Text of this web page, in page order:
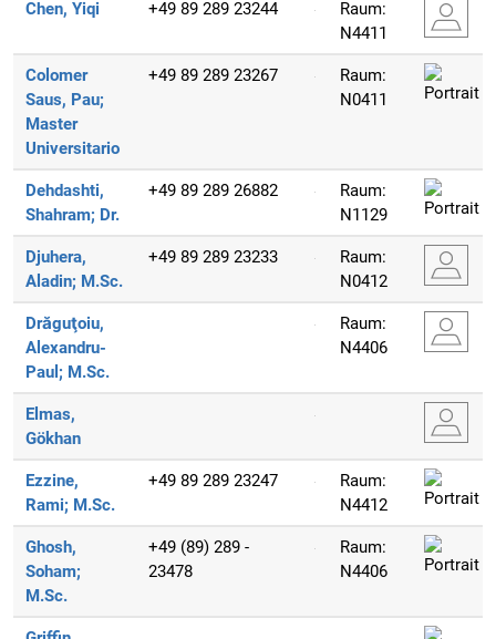
Chen, Yiqi +49 89 289 23244
Raum:
N4411
Colomer
Saus, Pau;
Master
Universitario
+49 89 289 23267
Raum:
N0411
Dehdashti,
Shahram; Dr.
+49 89 289 26882
Raum:
N1129
Djuhera,
Aladin; M.Sc.
+49 89 289 23233
Raum:
N0412
Drăguţoiu,
Alexandru-
Paul; M.Sc.
Raum:
N4406
Elmas,
Gökhan
Ezzine,
Rami; M.Sc.
+49 89 289 23247
Raum:
N4412
Ghosh,
Soham;
M.Sc.
+49 (89) 289 -
23478
Raum:
N4406